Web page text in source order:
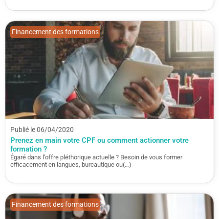
Publié le 06/04/2020
Prenez en main votre CPF ou comment actionner votre
formation ?
Égaré dans l’offre pléthorique actuelle ? Besoin de vous former
efficacement en langues, bureautique ou(…)
Financement des formations
Financement des formations